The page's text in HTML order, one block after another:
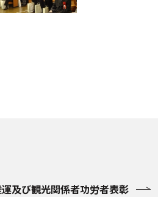
及び観光関係者功労者表彰